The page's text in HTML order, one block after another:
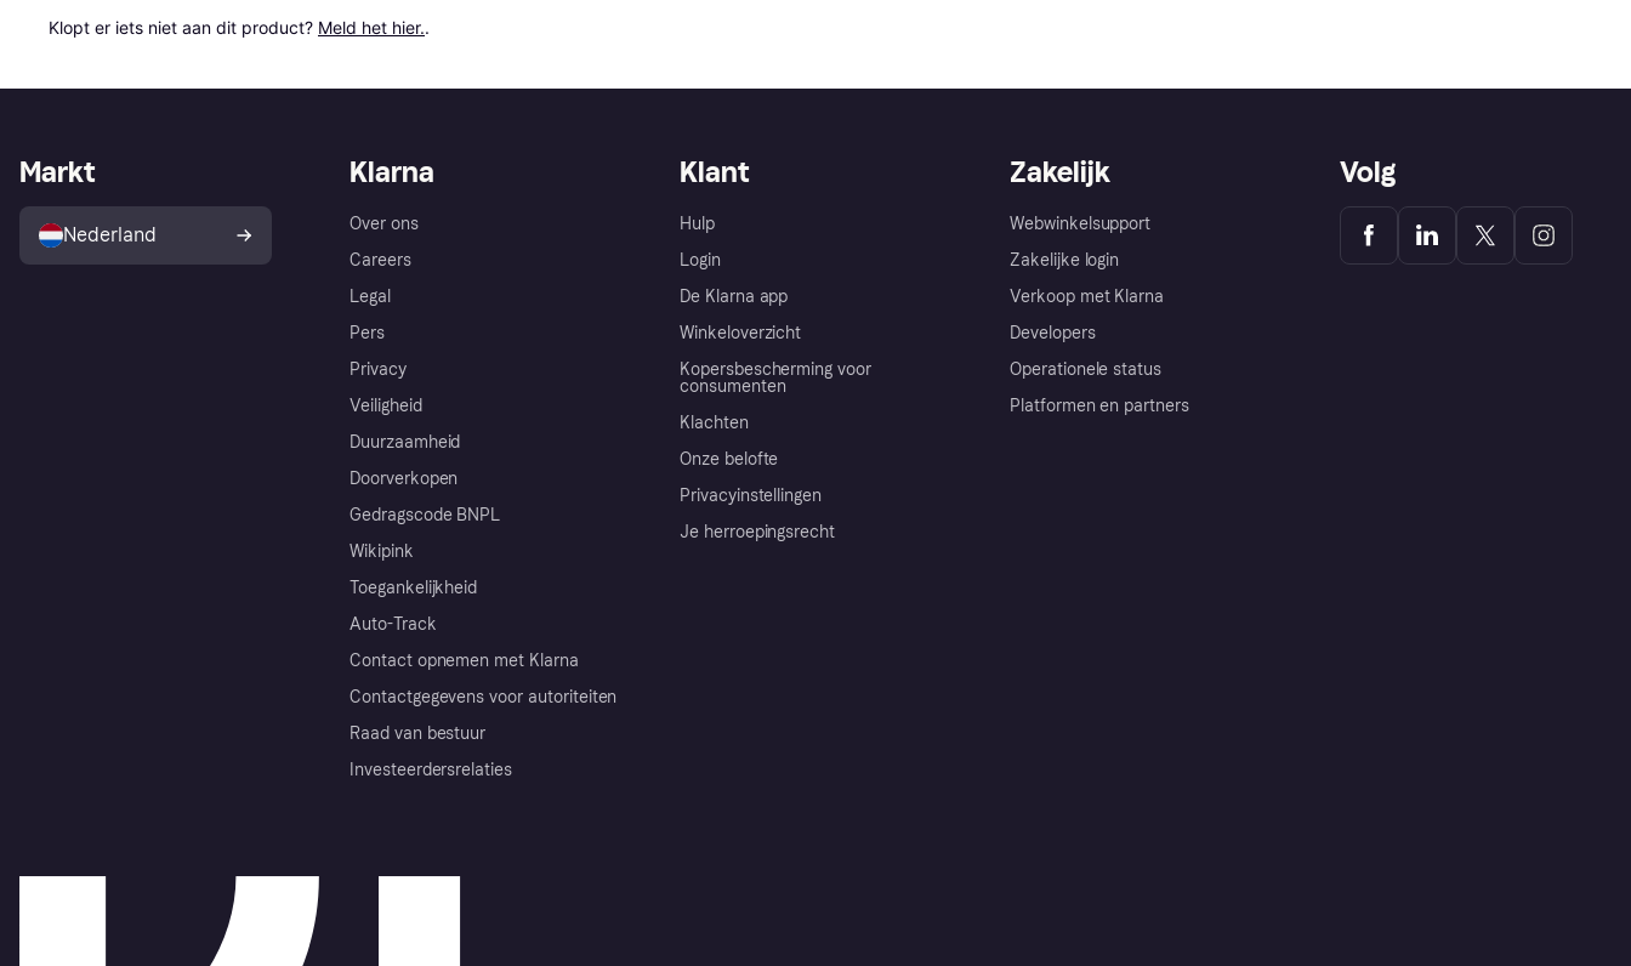
Klopt er iets niet aan dit product? Meld het hier..
Klarna
Over ons
Careers
Legal
Pers
Privacy
Veiligheid
Duurzaamheid
Doorverkopen
Gedragscode BNPL
Wikipink
Toegankelijkheid
Auto-Track
Contact opnemen met Klarna
Contactgegevens voor autoriteiten
Raad van bestuur
Investeerdersrelaties
Klant
Hulp
Login
De Klarna app
Winkeloverzicht
Kopersbescherming voor
consumenten
Klachten
Onze belofte
Privacyinstellingen
Je herroepingsrecht
Zakelijk
Webwinkelsupport
Zakelijke login
Verkoop met Klarna
Developers
Operationele status
Platformen en partners
Markt
Nederland
Volg